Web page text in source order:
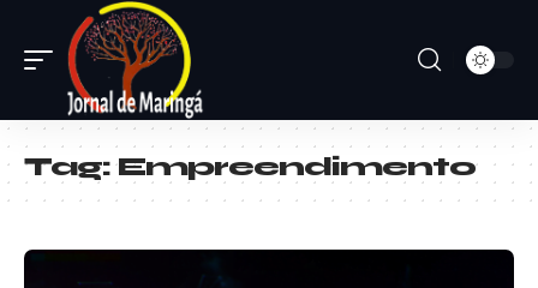
Tag:Empreendimento